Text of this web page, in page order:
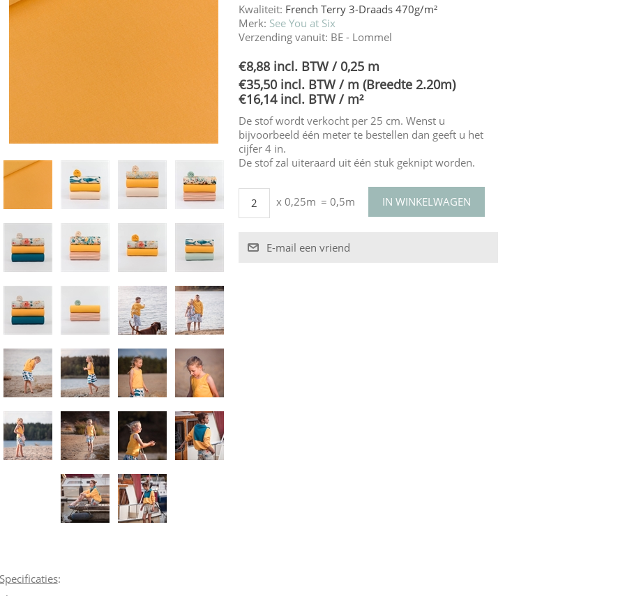
Kwaliteit: French Terry 3-Draads 470g/m²
Merk: See You at Six
Verzending vanuit: BE - Lommel
€8,88 incl. BTW / 0,25 m
€35,50 incl. BTW / m (Breedte 2.20m)
€16,14 incl. BTW / m²
De stof wordt verkocht per 25 cm. Wenst u
bijvoorbeeld één meter te bestellen dan geeft u het
cijfer 4 in.
De stof zal uiteraard uit één stuk geknipt worden.
x 0,25m = 0,5m
: